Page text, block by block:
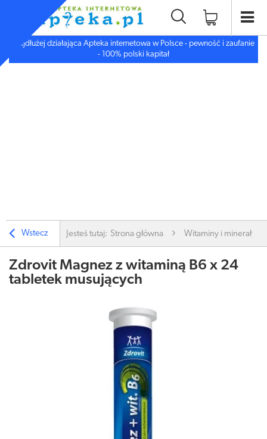
Najdłużej działająca Apteka internetowa w Polsce - pewność i zaufanie
- 100% polski kapitał
Wstecz Jesteś tutaj: Strona główna Witaminy i minerały
Zdrovit Magnez z witaminą B6 x 24
tabletek musujących